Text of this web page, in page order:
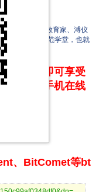
，闽籍著名教育家、溥仪
名福建优级师范学堂，也就
采。
方链接 即可享受
（支持手机在线
、BitComet等bt